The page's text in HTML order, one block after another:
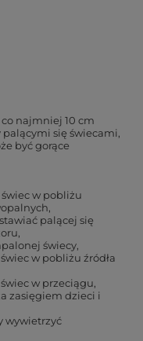
najmniej 10 cm
się świecami
być gorące
w pobliżu
palącej się
świecy
w pobliżu źródła
w przeciągu
zasięgiem dzieci i
wywietrzyć